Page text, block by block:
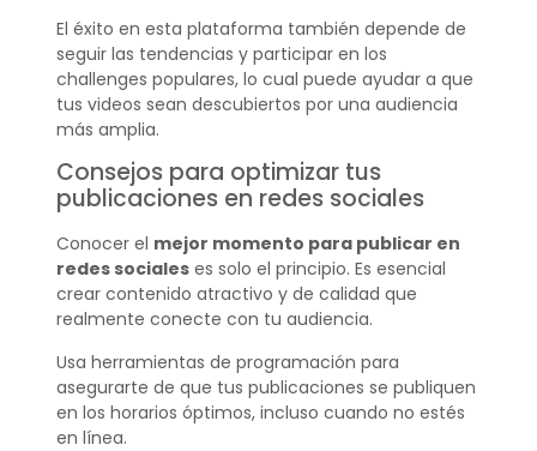
El éxito en esta plataforma también depende de
seguir las tendencias y participar en los
challenges populares, lo cual puede ayudar a que
tus videos sean descubiertos por una audiencia
más amplia.
Consejos para optimizar tus
publicaciones en redes sociales
Conocer el mejor momento para publicar en
redes socialeses solo el principio. Es esencial
crear contenido atractivo y de calidad que
realmente conecte con tu audiencia.
Usa herramientas de programación para
asegurarte de que tus publicaciones se publiquen
en los horarios óptimos, incluso cuando no estés
en línea.